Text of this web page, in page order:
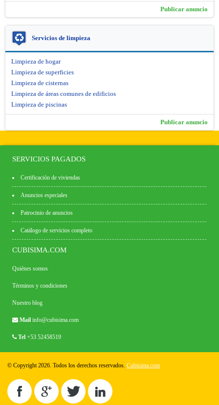
Publicar anuncio
Servicios de limpieza
Limpieza de hogar
Limpieza de superficies
Limpieza de cisternas
Limpieza de áreas comunes de edificios
Limpieza de piscinas
Publicar anuncio
SERVICIOS PAGADOS
Certificación de viviendas
Anuncios especiales
Patrocinio de anuncios
Catálogo de servicios completo
CUBISIMA.COM
Quiénes somos
Términos y condiciones
Nuestro blog
Mail info@cubisima.com
Tel +53 52458519
© Copyright 2026. Todos los derechos reservados. Cubisima.com